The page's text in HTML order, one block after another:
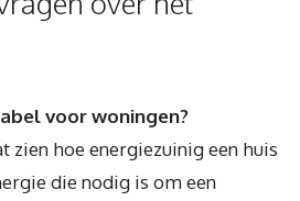
voor woningen?
zien hoe energiezuinig een huis
die nodig is om een